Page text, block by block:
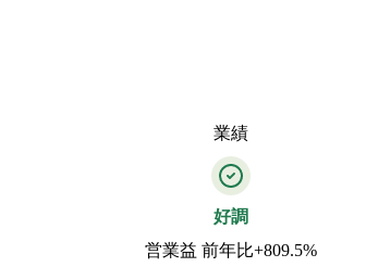
業績
好調
営業益 前年比+809.5%